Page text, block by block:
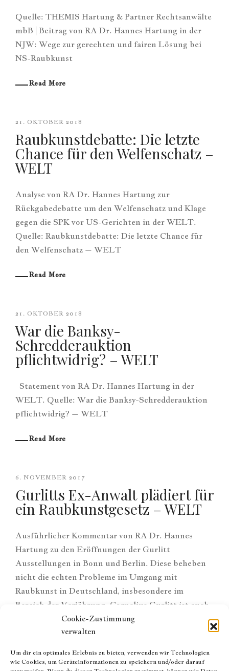
Cookie-Zustimmung
verwalten
Um dir ein optimales Erlebnis zu bieten, verwenden wir Technologien
wie Cookies, um Geräteinformationen zu speichern und/oder darauf
Quelle: THEMIS Hartung & Partner Rechtsanwälte
mbB | Beitrag von RA Dr. Hannes Hartung in der
NJW: Wege zur gerechten und fairen Lösung bei
NS-Raubkunst
Read More
21. OKTOBER 2018
Raubkunstdebatte: Die letzte
Chance für den Welfenschatz –
WELT
Analyse von RA Dr. Hannes Hartung zur
Rückgabedebatte um den Welfenschatz und Klage
gegen die SPK vor US-Gerichten in der WELT.
Quelle: Raubkunstdebatte: Die letzte Chance für
den Welfenschatz – WELT
Read More
21. OKTOBER 2018
War die Banksy-
Schredderauktion
pflichtwidrig? – WELT
Statement von RA Dr. Hannes Hartung in der
WELT. Quelle: War die Banksy-Schredderauktion
pflichtwidrig? – WELT
Read More
6. NOVEMBER 2017
Gurlitts Ex-Anwalt plädiert für
ein Raubkunstgesetz – WELT
Ausführlicher Kommentar von RA Dr. Hannes
Hartung zu den Eröffnungen der Gurlitt
Ausstellungen in Bonn und Berlin. Diese beheben
nicht die echten Probleme im Umgang mit
Raubkunst in Deutschland, insbesondere im
Bereich der Verjährung. Cornelius Gurlitt ist auch
nicht für die seit 2002 bekannten und bestehenden
gesetzgeberischen Versäumnisse verantwortlich. Er
Ausstellung…